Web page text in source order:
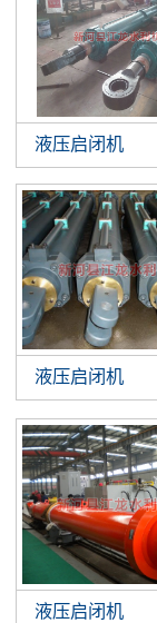
液压启闭机
液压启闭机
液压启闭机